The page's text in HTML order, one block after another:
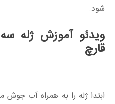
شود.
ویدئو آموزش ژله
قارچ
ابتدا ژله را به همراه آب